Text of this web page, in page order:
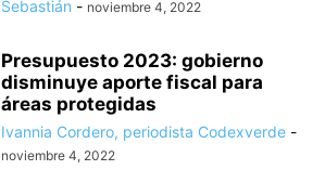
Sebastián - noviembre 4, 2022
Presupuesto 2023: gobierno
disminuye aporte fiscal para
áreas protegidas
Ivannia Cordero, periodista Codexverde -
noviembre 4, 2022